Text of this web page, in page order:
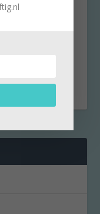
(1)
getrotseerd